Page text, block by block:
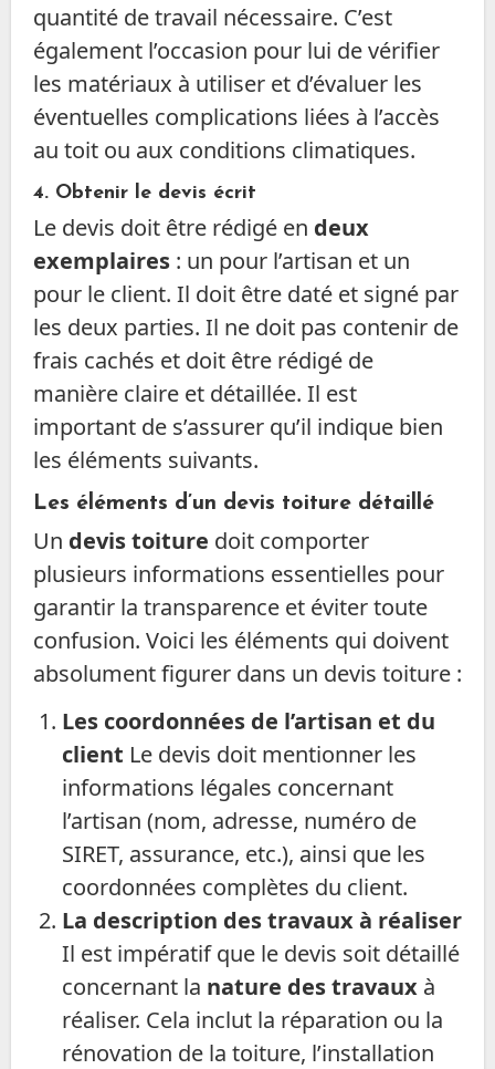
quantité de travail nécessaire. C’est
également l’occasion pour lui de vérifier
les matériaux à utiliser et d’évaluer les
éventuelles complications liées à l’accès
au toit ou aux conditions climatiques.
4. Obtenir le devis écrit
Le devis doit être rédigé en deux
exemplaires: un pour l’artisan et un
pour le client. Il doit être daté et signé par
les deux parties. Il ne doit pas contenir de
frais cachés et doit être rédigé de
manière claire et détaillée. Il est
important de s’assurer qu’il indique bien
les éléments suivants.
Les éléments d’un devis toiture détaillé
Un devis toiture doit comporter
plusieurs informations essentielles pour
garantir la transparence et éviter toute
confusion. Voici les éléments qui doivent
absolument figurer dans un devis toiture :
Les coordonnées de l’artisan et du
client Le devis doit mentionner les
informations légales concernant
l’artisan (nom, adresse, numéro de
SIRET, assurance, etc.), ainsi que les
coordonnées complètes du client.
La description des travaux à réaliser
Il est impératif que le devis soit détaillé
concernant la nature des travauxà
réaliser. Cela inclut la réparation ou la
rénovation de la toiture, l’installation